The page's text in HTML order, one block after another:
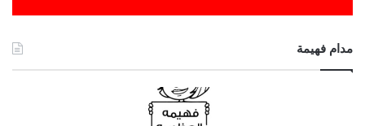
مدام فهيمة